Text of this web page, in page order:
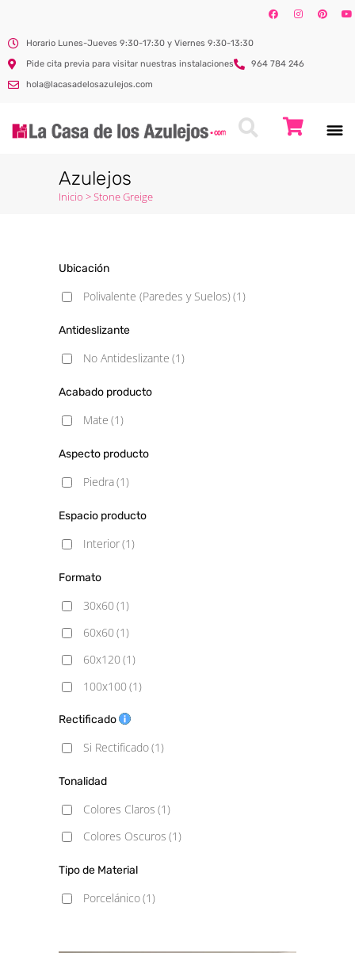
Horario Lunes-Jueves 9:30-17:30 y Viernes 9:30-13:30
Pide cita previa para visitar nuestras instalaciones
964 784 246
hola@lacasadelosazulejos.com
Azulejos
Inicio >Stone Greige
Ubicación
Polivalente (Paredes y Suelos)(1)
Antideslizante
No Antideslizante (1)
Acabado producto
Mate (1)
Aspecto producto
Piedra(1)
Espacio producto
Interior(1)
Formato
30x60 (1)
60x60 (1)
60x120 (1)
100x100 (1)
Rectificado
Si Rectificado(1)
Tonalidad
Colores Claros (1)
Colores Oscuros (1)
Tipo de Material
Porcelánico(1)